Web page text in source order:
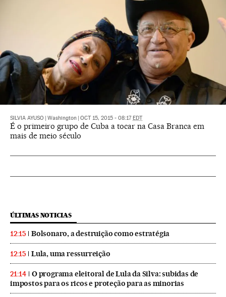
SILVIA AYUSO Washington OCT 15, 2015 - 08:17 EDT
É o primeiro grupo de Cuba a tocar na Casa Branca em
mais de meio século
ÚLTIMAS NOTICIAS
12:15 Bolsonaro, a destruição como estratégia
12:15 Lula, uma ressurreição
21:14
O programa eleitoral de Lula da Silva: subidas de
impostos para os ricos e proteção para as minorias